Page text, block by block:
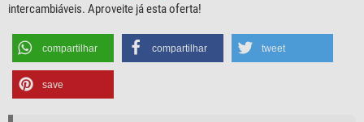
intercambiáveis. Aproveite já esta oferta!
compartilhar compartilhar tweet
save